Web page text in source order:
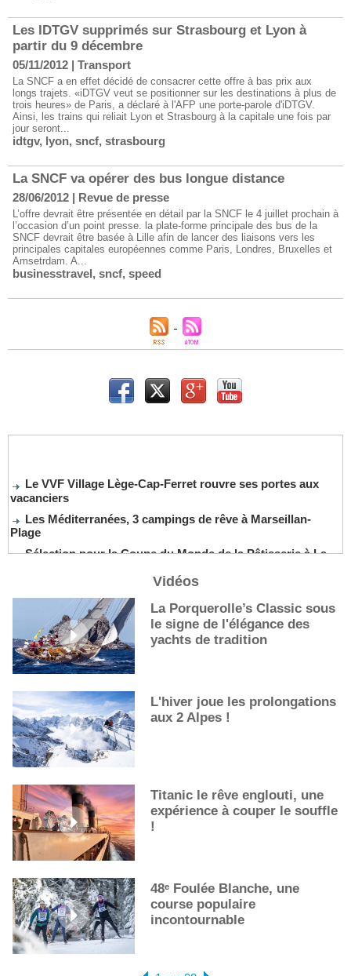
Les IDTGV supprimés sur Strasbourg et Lyon à
partir du 9 décembre
05/11/2012 | Transport
La SNCF a en effet décidé de consacrer cette offre à bas prix aux
longs trajets. «iDTGV veut se positionner sur les destinations à plus de
trois heures» de Paris, a déclaré à l'AFP une porte-parole d'iDTGV.
Ainsi, les trains qui reliait Lyon et Strasbourg à la capitale une fois par
jour seront...
idtgv, lyon, sncf, strasbourg
La SNCF va opérer des bus longue distance
28/06/2012 | Revue de presse
L’offre devrait être présentée en détail par la SNCF le 4 juillet prochain à
l’occasion d’un point presse. la plate-forme principale des bus de la
SNCF devrait être basée à Lille afin de lancer des liaisons vers les
principales capitales européennes comme Paris, Londres, Bruxelles et
Amsetrdam. A...
businesstravel, sncf, speed
Le VVF Village Lège-Cap-Ferret rouvre ses portes aux
vacanciers
Les Méditerranées, 3 campings de rêve à Marseillan-
Plage
Sélection pour la Coupe du Monde de la Pâtisserie à La
De nouveaux cocktails, stars de l’été
Les cocktails, stars de l’été
La première sélection des grappes du Guide Michelin
Vidéos
La Porquerolle’s Classic sous
le signe de l'élégance des
yachts de tradition
L'hiver joue les prolongations
aux 2 Alpes !
Titanic le rêve englouti, une
expérience à couper le souffle
!
48ᵉ Foulée Blanche, une
course populaire
incontournable